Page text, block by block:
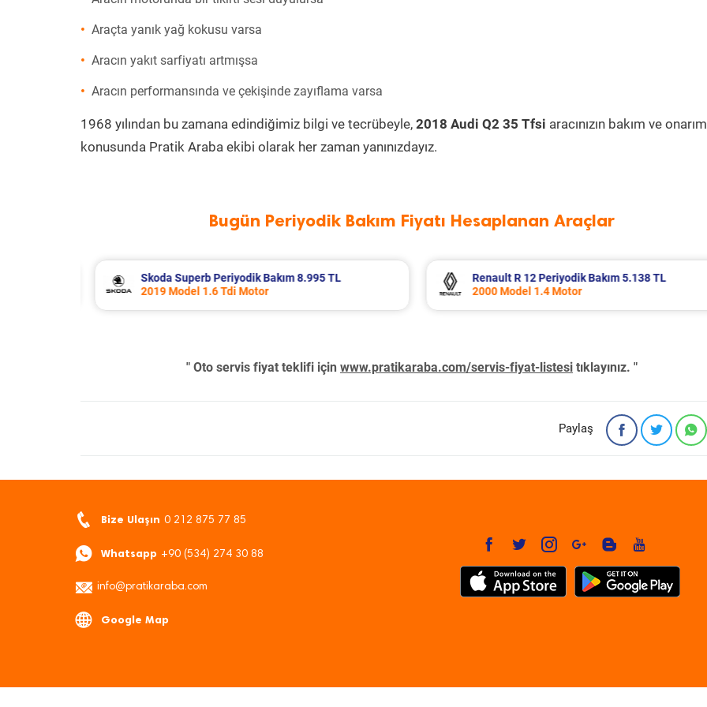
Araçta yanık yağ kokusu varsa
Aracın yakıt sarfiyatı artmışsa
Aracın performansında ve çekişinde zayıflama varsa
1968 yılından bu zamana edindiğimiz bilgi ve tecrübeyle, 2018 Audi Q2 35 Tfsi aracınızın bakım ve
konusunda Pratik Araba ekibi olarak her zaman yanınızdayız.
Bugün Periyodik Bakım Fiyatı Hesaplanan Araçlar
Renault R 12 Periyodik Bakım 5.138 TL
2000 Model 1.4 Motor
Ford Puma Periyodik Bakım 10.415 TL
2021 Model 1.0 EcoBoost Motor
" Oto servis fiyat teklifi için www.pratikaraba.com/servis-fiyat-listesi tıklayınız. "
Paylaş
Bize Ulaşın 0 212 875 77 85
Whatsapp +90 (534) 274 30 88
info@pratikaraba.com
Google Map